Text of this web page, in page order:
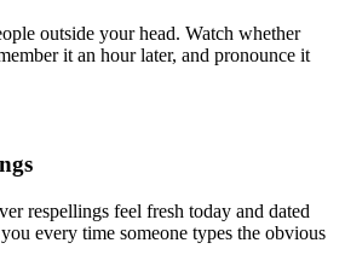
outside your head. Watch whether
it an hour later, and pronounce it
respellings feel fresh today and dated
every time someone types the obvious